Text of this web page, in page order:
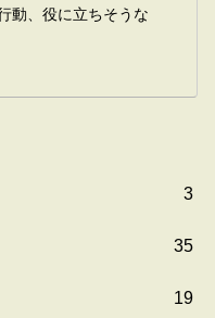
動、役に立ちそうな
3
35
19